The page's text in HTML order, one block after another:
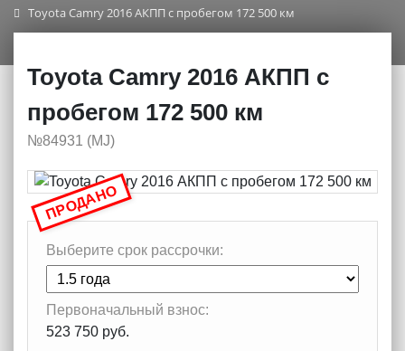
Toyota Camry 2016 АКПП с пробегом 172 500 км
Toyota Camry 2016 АКПП с
пробегом 172 500 км
№84931 (МJ)
Выберите срок рассрочки:
Первоначальный взнос:
523 750 руб.
ПРОДАНО